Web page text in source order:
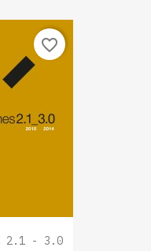
2.1 - 3.0
favorite_border